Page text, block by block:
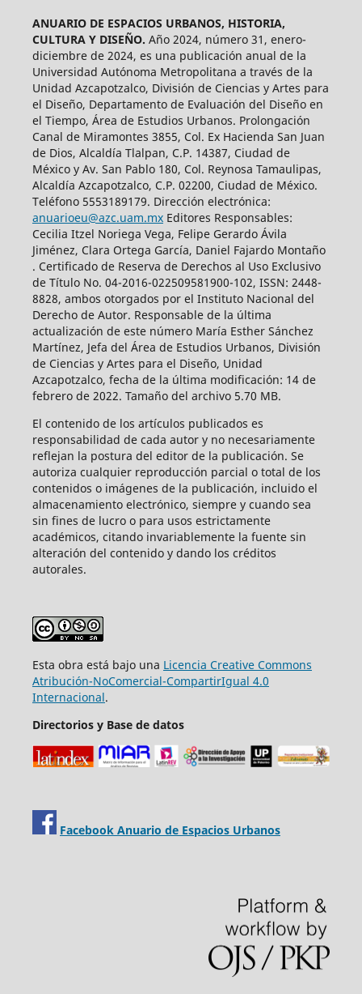
ANUARIO DE ESPACIOS URBANOS, HISTORIA,
CULTURA Y DISEÑO. Año 2024, número 31, enero-
diciembre de 2024, es una publicación anual de la
Universidad Autónoma Metropolitana a través de la
Unidad Azcapotzalco, División de Ciencias y Artes para
el Diseño, Departamento de Evaluación del Diseño en
el Tiempo, Área de Estudios Urbanos. Prolongación
Canal de Miramontes 3855, Col. Ex Hacienda San Juan
de Dios, Alcaldía Tlalpan, C.P. 14387, Ciudad de
México y Av. San Pablo 180, Col. Reynosa Tamaulipas,
Alcaldía Azcapotzalco, C.P. 02200, Ciudad de México.
Teléfono 5553189179. Dirección electrónica:
anuarioeu@azc.uam.mxEditores Responsables:
Cecilia Itzel Noriega Vega, Felipe Gerardo Ávila
Jiménez, Clara Ortega García, Daniel Fajardo Montaño
. Certificado de Reserva de Derechos al Uso Exclusivo
de Título No. 04-2016-022509581900-102, ISSN: 2448-
8828, ambos otorgados por el Instituto Nacional del
Derecho de Autor. Responsable de la última
actualización de este número María Esther Sánchez
Martínez, Jefa del Área de Estudios Urbanos, División
de Ciencias y Artes para el Diseño, Unidad
Azcapotzalco, fecha de la última modificación: 14 de
febrero de 2022. Tamaño del archivo 5.70 MB.
El contenido de los artículos publicados es
responsabilidad de cada autor y no necesariamente
reflejan la postura del editor de la publicación. Se
autoriza cualquier reproducción parcial o total de los
contenidos o imágenes de la publicación, incluido el
almacenamiento electrónico, siempre y cuando sea
sin fines de lucro o para usos estrictamente
académicos, citando invariablemente la fuente sin
alteración del contenido y dando los créditos
autorales.
Esta obra está bajo una Licencia Creative Commons
Atribución-NoComercial-CompartirIgual 4.0
Internacional.
Directorios y Base de datos
Facebook Anuario de Espacios Urbanos